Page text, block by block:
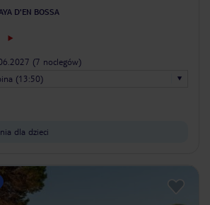
D'EN BOSSA
(7 noclegów)
(13:50)
dla dzieci